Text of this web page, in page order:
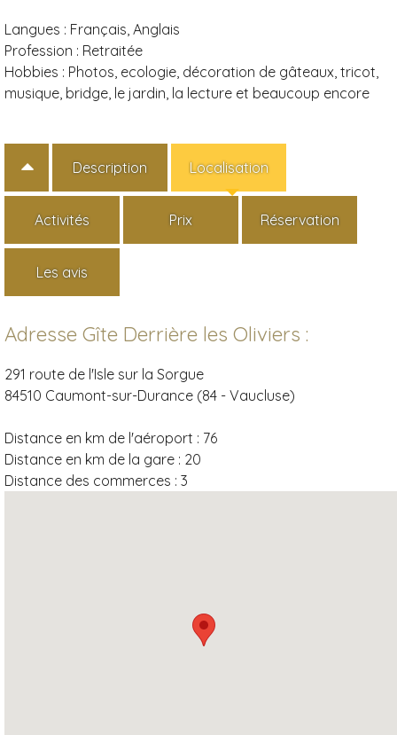
Langues : Français, Anglais
Profession : Retraitée
Hobbies : Photos, ecologie, décoration de gâteaux, tricot,
musique, bridge, le jardin, la lecture et beaucoup encore
Description Localisation
Activités Prix Réservation
Les avis
Adresse Gîte Derrière les Oliviers :
291 route de l'Isle sur la Sorgue
84510 Caumont-sur-Durance (84 - Vaucluse)
Distance en km de l'aéroport : 76
Distance en km de la gare : 20
Distance des commerces : 3